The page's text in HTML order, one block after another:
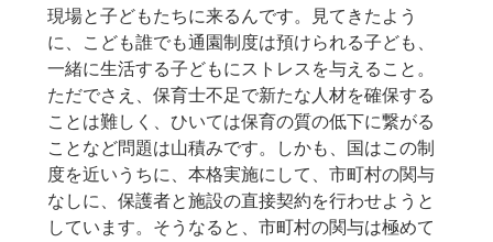
現場と子どもたちに来るんです。見てきたよう
に、こども誰でも通園制度は預けられる子ども、
一緒に生活する子どもにストレスを与えること。
ただでさえ、保育士不足で新たな人材を確保する
ことは難しく、ひいては保育の質の低下に繋がる
ことなど問題は山積みです。しかも、国はこの制
度を近いうちに、本格実施にして、市町村の関与
なしに、保護者と施設の直接契約を行わせようと
しています。そうなると、市町村の関与は極めて